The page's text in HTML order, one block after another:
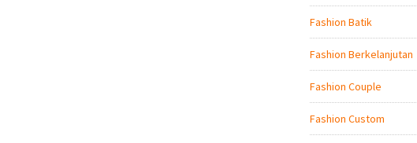
Fashion Batik
Fashion Berkelanjutan
Fashion Couple
Fashion Custom